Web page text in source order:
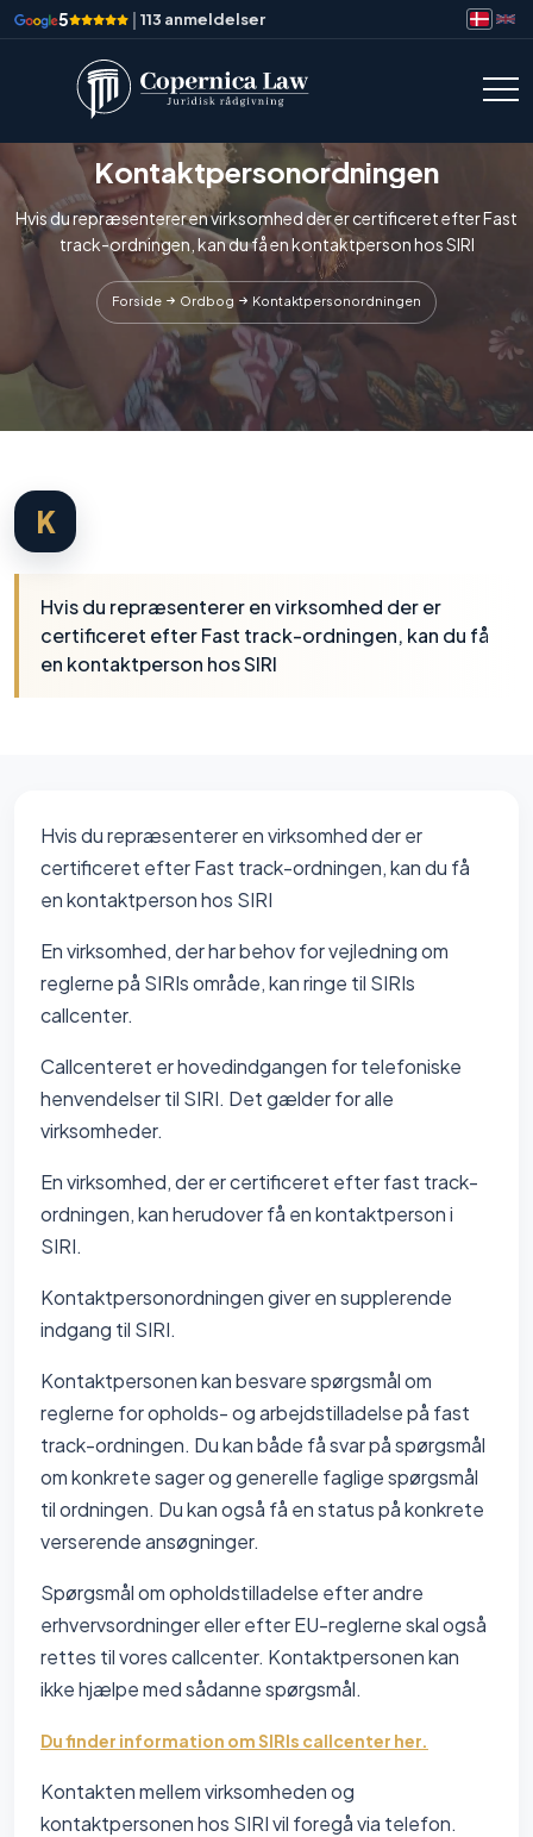
5 | 113 anmeldelser
Kontaktpersonordningen
Hvis du repræsenterer en virksomhed der er certificeret efter Fast
track-ordningen, kan du få en kontaktperson hos SIRI
Forside Ordbog Kontaktpersonordningen
K
Hvis du repræsenterer en virksomhed der er
certificeret efter Fast track-ordningen, kan du få
en kontaktperson hos SIRI
Hvis du repræsenterer en virksomhed der er
certificeret efter Fast track-ordningen, kan du få
en kontaktperson hos SIRI
En virksomhed, der har behov for vejledning om
reglerne på SIRIs område, kan ringe til SIRIs
callcenter.
Callcenteret er hovedindgangen for telefoniske
henvendelser til SIRI. Det gælder for alle
virksomheder.
En virksomhed, der er certificeret efter fast track-
ordningen, kan herudover få en kontaktperson i
SIRI.
Kontaktpersonordningen giver en supplerende
indgang til SIRI.
Kontaktpersonen kan besvare spørgsmål om
reglerne for opholds- og arbejdstilladelse på fast
track-ordningen. Du kan både få svar på spørgsmål
om konkrete sager og generelle faglige spørgsmål
til ordningen. Du kan også få en status på konkrete
verserende ansøgninger.
Spørgsmål om opholdstilladelse efter andre
erhvervsordninger eller efter EU-reglerne skal også
rettes til vores callcenter. Kontaktpersonen kan
ikke hjælpe med sådanne spørgsmål.
Du finder information om SIRIs callcenter her.
Kontakten mellem virksomheden og
kontaktpersonen hos SIRI vil foregå via telefon.